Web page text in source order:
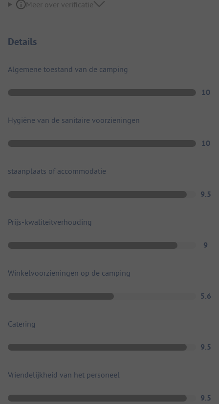
Meer over verificatie
Details
Algemene toestand van de camping
10
Hygiëne van de sanitaire voorzieningen
10
staanplaats of accommodatie
9.5
Prijs-kwaliteitverhouding
9
Winkelvoorzieningen op de camping
5.6
Catering
9.5
Vriendelijkheid van het personeel
9.5